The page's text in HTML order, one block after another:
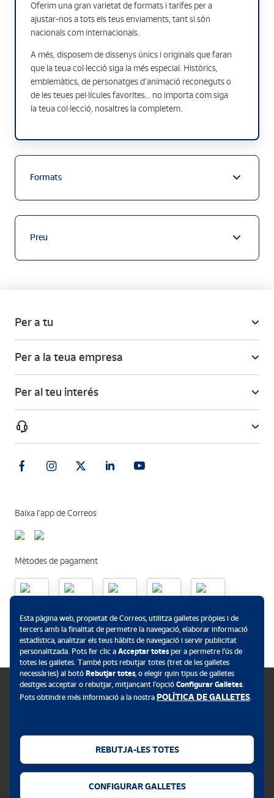
Oferim una gran varietat de formats i tarifes per a
ajustar-nos a tots els teus enviaments, tant si són
nacionals com internacionals.
A més, disposem de dissenys únics i originals que faran
que la teua col·lecció siga la més especial. Històrics,
emblemàtics, de personatges d’animació reconeguts o
de les teues pel·lícules favorites... no importa com siga
la teua col·lecció, nosaltres la completem.
Formats
Preu
Per a tu
Per a la teua empresa
Per al teu interés
Baixa l’app de Correos
Mètodes de pagament
Esta pàgina web, propietat de Correos, utilitza galletes pròpies i de
tercers amb la finalitat de permetre la navegació, elaborar informació
estadística, analitzar els teus hàbits de navegació i servir publicitat
personalitzada. Pots fer clic a Acceptar totesper a permetre l’ús de
totes les galletes. També pots rebutjar totes (tret de les galletes
necessàries) al botó Rebutjar totes, o elegir quin tipus de galletes
desitges acceptar o rebutjar, mitjançant l’opció Configurar Galletes.
Pots obtindre més informació a la nostra POLÍTICA DE GALLETES.
REBUTJA-LES TOTES
CONFIGURAR GALLETES